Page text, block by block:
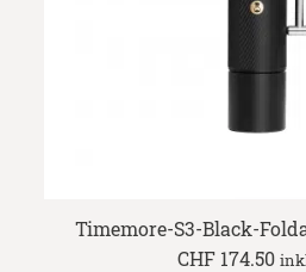
Timemore-S3-Black-
CHF 174.50